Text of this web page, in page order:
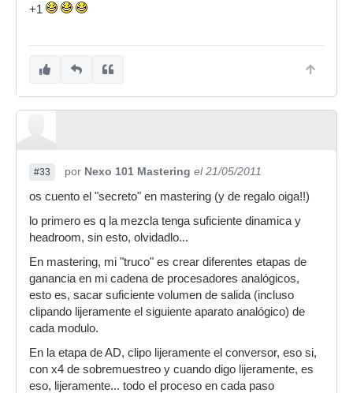
+1
#33 por Nexo 101 Mastering el 21/05/2011
os cuento el "secreto" en mastering (y de regalo oiga!!)
lo primero es q la mezcla tenga suficiente dinamica y
headroom, sin esto, olvidadlo...
En mastering, mi "truco" es crear diferentes etapas de
ganancia en mi cadena de procesadores analógicos,
esto es, sacar suficiente volumen de salida (incluso
clipando lijeramente el siguiente aparato analógico) de
cada modulo.
En la etapa de AD, clipo lijeramente el conversor, eso si,
con x4 de sobremuestreo y cuando digo lijeramente, es
eso, lijeramente... todo el proceso en cada paso